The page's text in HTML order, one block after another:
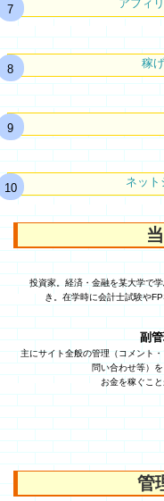
アフィ
稼
ネット
投資家。経済・金融を某大学で
き。在学時に会計士試験や
副
主にサイト全般の管理（コメント・
問い合わせ等）を
お金を稼ぐこ
管